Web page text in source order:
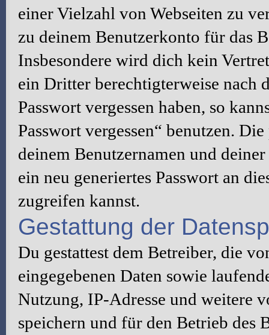
einer Vielzahl von Webseiten zu
zu deinem Benutzerkonto für das
Insbesondere wird dich kein
ein Dritter berechtigterweise nach
Passwort vergessen haben, so
Passwort vergessen“ benutzen.
deinem Benutzernamen und
ein neu generiertes Passwort an
zugreifen kannst.
Gestattung der
Du gestattest dem Betreiber, die
eingegebenen Daten sowie
Nutzung, IP-Adresse und weitere
speichern und für den Betrieb des